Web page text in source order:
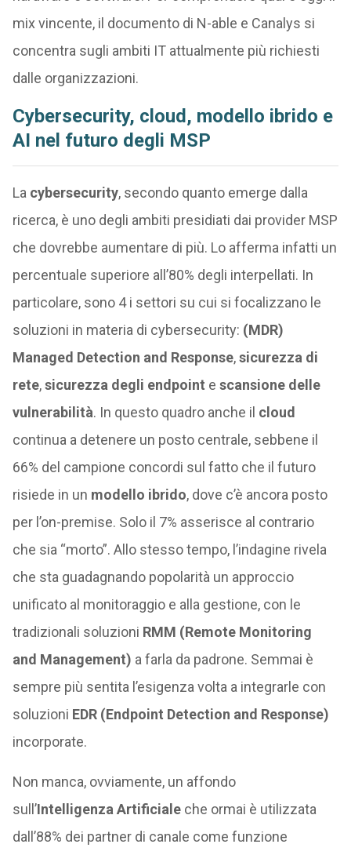
mix vincente, il documento di N-able e Canalys si
concentra sugli ambiti IT attualmente più richiesti
dalle organizzazioni.
Cybersecurity, cloud, modello ibrido e
AI nel futuro degli MSP
La cybersecurity, secondo quanto emerge dalla
ricerca, è uno degli ambiti presidiati dai provider MSP
che dovrebbe aumentare di più. Lo afferma infatti un
percentuale superiore all’80% degli interpellati. In
particolare, sono 4 i settori su cui si focalizzano le
soluzioni in materia di cybersecurity: (MDR)
Managed Detection and Response,sicurezza di
rete,sicurezza degli endpoint e scansione delle
vulnerabilità. In questo quadro anche il cloud
continua a detenere un posto centrale, sebbene il
66% del campione concordi sul fatto che il futuro
risiede in un modello ibrido, dove c’è ancora posto
per l’on-premise. Solo il 7% asserisce al contrario
che sia “morto”. Allo stesso tempo, l’indagine rivela
che sta guadagnando popolarità un approccio
unificato al monitoraggio e alla gestione, con le
tradizionali soluzioni RMM (Remote Monitoring
and Management) a farla da padrone. Semmai è
sempre più sentita l’esigenza volta a integrarle con
soluzioni EDR (Endpoint Detection and Response)
incorporate.
Non manca, ovviamente, un affondo
sull’Intelligenza Artificialeche ormai è utilizzata
dall’88% dei partner di canale come funzione